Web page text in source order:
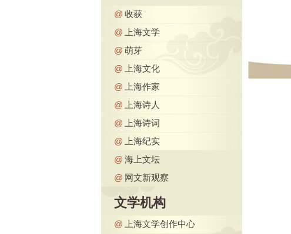
@ 收获
@
上海文学
@ 萌芽
@
上海文化
@
上海作家
@
上海诗人
@
上海诗词
@
上海纪实
@ 海上文坛
@ 网文新观察
文学机构
@ 上海文学创作中心